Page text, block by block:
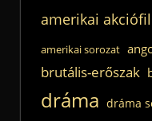
amerikai
amerikai sorozat
brutális-erőszak
dráma dráma